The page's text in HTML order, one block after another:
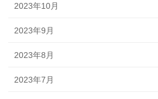
2023年10月
2023年9月
2023年8月
2023年7月